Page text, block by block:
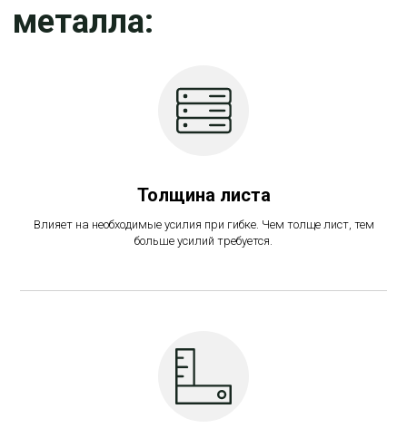
Толщина листа
Влияет на необходимые усилия при гибке. Чем толще лист, тем
больше усилий требуется.